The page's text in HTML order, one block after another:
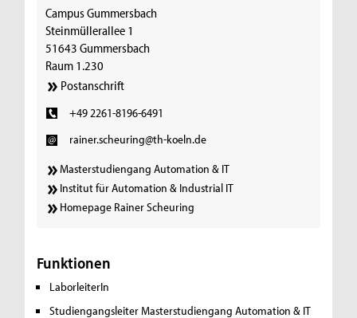
Campus Gummersbach
Steinmüllerallee 1
51643 Gummersbach
Raum 1.230
Postanschrift
+49 2261-8196-6491
rainer.scheuring@th-koeln.de
Masterstudiengang Automation & IT
Institut für Automation & Industrial IT
Homepage Rainer Scheuring
Funktionen
LaborleiterIn
Studiengangsleiter Masterstudiengang Automation & IT